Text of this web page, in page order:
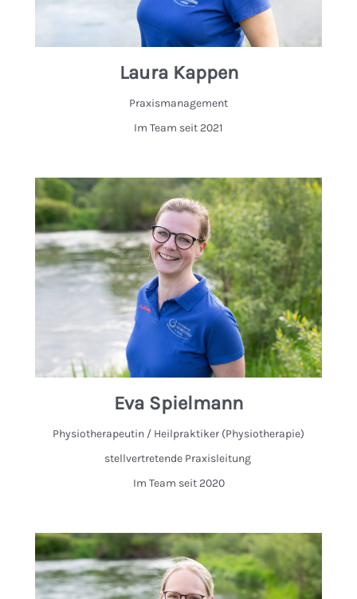
Laura Kappen
Praxismanagement
Im Team seit 2021
Eva Spielmann
Physiotherapeutin / Heilpraktiker (Physiotherapie)
stellvertretende Praxisleitung
Im Team seit 2020